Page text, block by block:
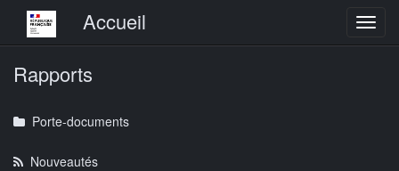
Menu principalAccueil
Rapports
Porte-documents
Nouveautés